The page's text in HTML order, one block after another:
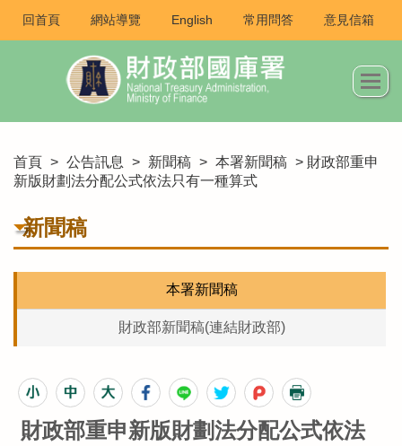
回首頁 網站導覽 English 常用問答 意見信箱
首頁 > 公告訊息 > 新聞稿 > 本署新聞稿 > 財政部重申
新版財劃法分配公式依法只有一種算式
新聞稿
本署新聞稿
財政部新聞稿(連結財政部)
財政部重申新版財劃法分配公式依法